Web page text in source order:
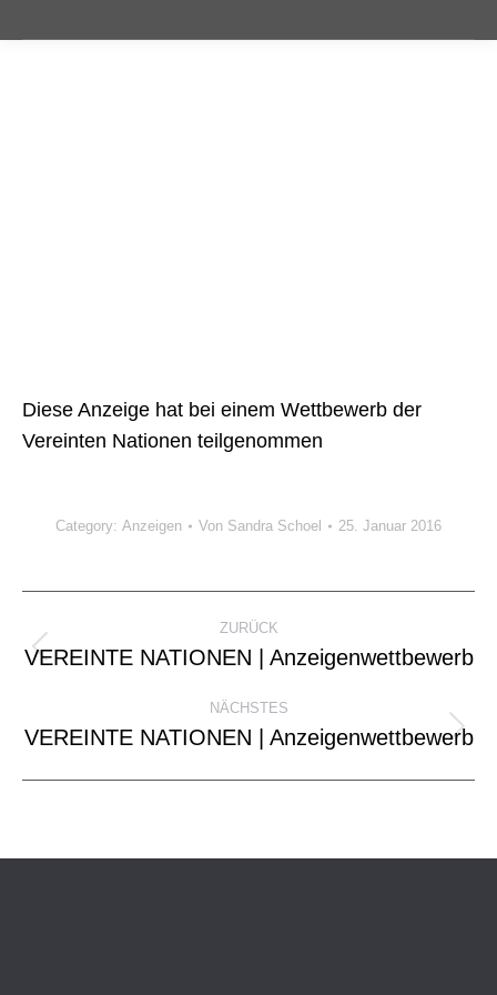
Diese Anzeige hat bei einem Wettbewerb der
Vereinten Nationen teilgenommen
Category: Anzeigen Von Sandra Schoel 25. Januar 2016
navigation
ZURÜCK
Previous
VEREINTE NATIONEN | Anzeigenwettbewerb
NÄCHSTES
Next
VEREINTE NATIONEN | Anzeigenwettbewerb